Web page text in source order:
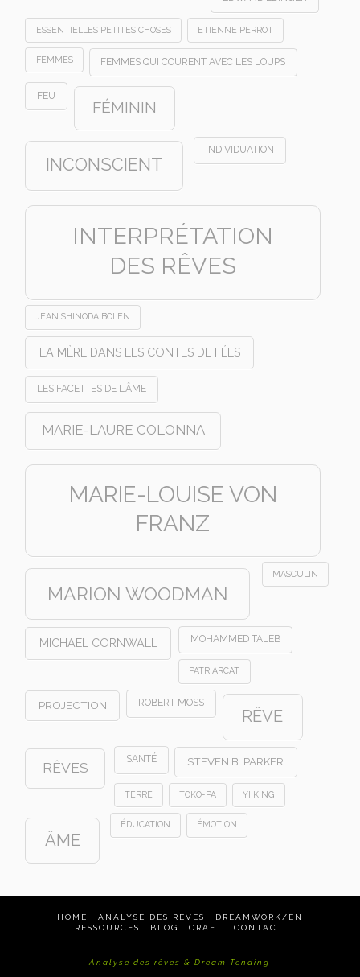
ESSENTIELLES PETITES CHOSES ETIENNE PERROT
FEMMES FEMMES QUI COURENT AVEC LES LOUPS
FEU
FÉMININ
INCONSCIENT
INDIVIDUATION
INTERPRÉTATION
DES RÊVES
JEAN SHINODA BOLEN
LA MÈRE DANS LES CONTES DE FÉES
LES FACETTES DE L'ÂME
MARIE-LAURE COLONNA
MARIE-LOUISE VON
FRANZ
MARION WOODMAN
MASCULIN
MICHAEL CORNWALL MOHAMMED TALEB
PATRIARCAT
PROJECTION ROBERT MOSS
RÊVE
RÊVES
SANTÉ STEVEN B. PARKER
TERRE TOKO-PA YI KING
ÂME
ÉDUCATION ÉMOTION
HOME ANALYSE DES REVES
DREAMWORK/EN
RESSOURCES
BLOG CRAFT CONTACT
Analyse des rêves & Dream Tending